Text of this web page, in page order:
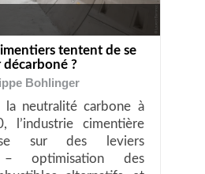
tentent de se
?
Bohlinger
la neutralité carbone à
l’industrie cimentière
sur des leviers
– optimisation des